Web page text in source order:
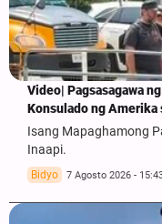
Video| Pagsasagawa
Konsulado ng Amerika
Isang Mapaghamong
Inaapi.
Bidyo 7 Agosto 2026 -